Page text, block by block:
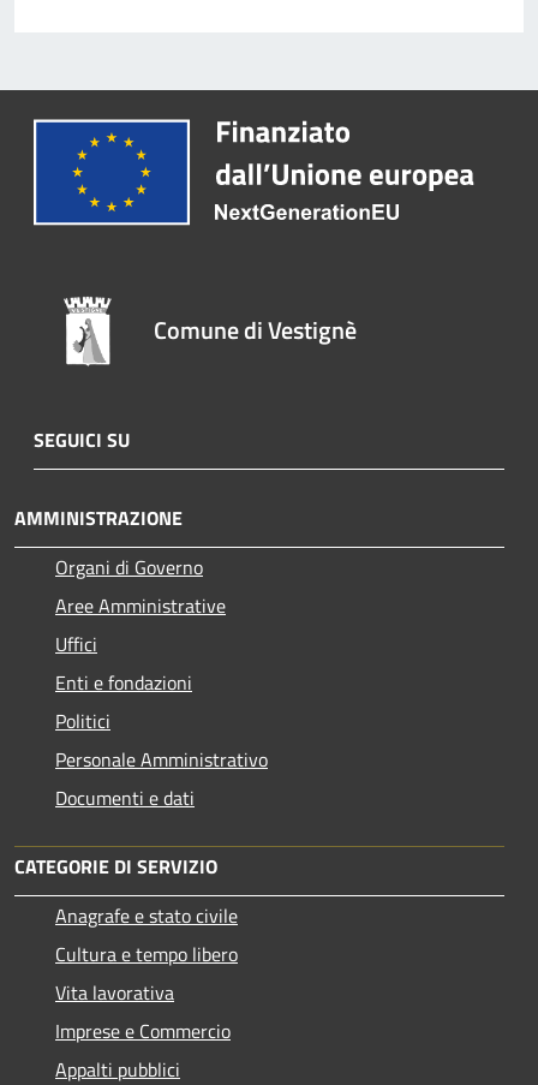
Comune di Vestignè
SEGUICI SU
AMMINISTRAZIONE
Organi di Governo
Aree Amministrative
Uffici
Enti e fondazioni
Politici
Personale Amministrativo
Documenti e dati
CATEGORIE DI SERVIZIO
Anagrafe e stato civile
Cultura e tempo libero
Vita lavorativa
Imprese e Commercio
Appalti pubblici